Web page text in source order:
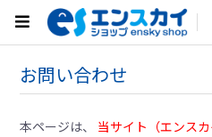
お問い合わせ
本ページは、 当サイト（エンス